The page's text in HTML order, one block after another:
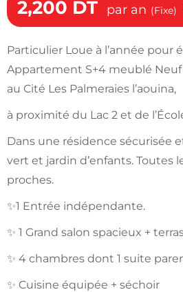
2,200 DT par an (Fixe)
Particulier Loue à l’année pour
Appartement S+4 meublé
au Cité Les Palmeraies l’aouina,
à proximité du Lac 2 et de
Dans une résidence sécurisée
vert et jardin d’enfants. Toutes
proches.
✨1 Entrée indépendante.
✨ 1 Grand salon spacieux +
✨ 4 chambres dont 1 suite
✨ Cuisine équipée + séchoir